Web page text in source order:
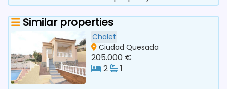
Similar properties
Chalet
Ciudad Quesada
205.000 €
2
1